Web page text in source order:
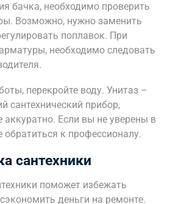
бачка, необходимо проверить
Возможно, нужно заменить
поплавок. При
необходимо следовать
перекройте воду. Унитаз –
сантехнический прибор,
аккуратно. Если вы не уверены в
обратиться к профессионалу.
сантехники
поможет избежать
деньги на ремонте.